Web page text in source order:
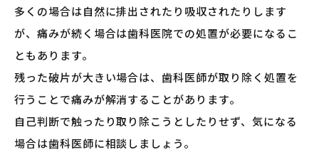
多くの場合は自然に排出されたり吸収されたりします
が、痛みが続く場合は歯科医院での処置が必要になるこ
ともあります。
残った破片が大きい場合は、歯科医師が取り除く処置を
行うことで痛みが解消することがあります。
自己判断で触ったり取り除こうとしたりせず、気になる
場合は歯科医師に相談しましょう。